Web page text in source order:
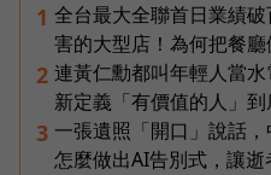
1 全台最大全聯首日業績
害的大型店！為何把餐
2 連黃仁勳都叫年輕人當
新定義「有價值的人」到
3 一張遺照「開口」說話
怎麼做出AI告別式，讓逝